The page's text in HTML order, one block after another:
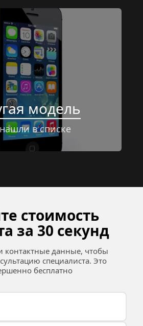
модель
в списке
стоимость
за 30 секунд
контактные данные, чтобы
специалиста. Это
бесплатно